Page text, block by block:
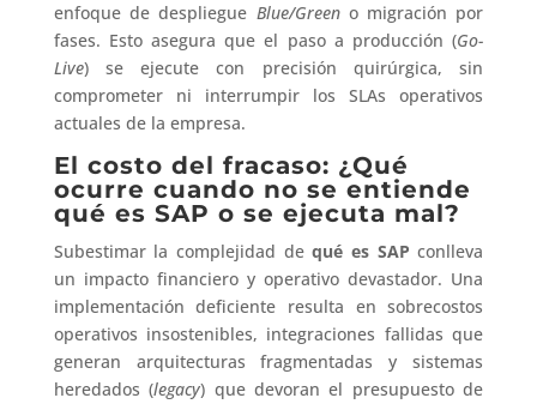
enfoque de despliegue Blue/Greeno migración por
fases. Esto asegura que el paso a producción (Go-
Live) se ejecute con precisión quirúrgica, sin
comprometer ni interrumpir los SLAs operativos
actuales de la empresa.
El costo del fracaso: ¿Qué
ocurre cuando no se entiende
qué es SAP o se ejecuta mal?
Subestimar la complejidad dequé es SAP conlleva
un impacto financiero y operativo devastador. Una
implementación deficiente resulta en sobrecostos
operativos insostenibles, integraciones fallidas que
generan arquitecturas fragmentadas y sistemas
heredados (legacy) que devoran el presupuesto de